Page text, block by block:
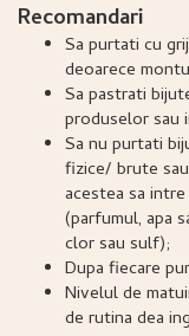
Recomandari
Sa purtati cu
deoarece
Sa pastrati
produselor sau
Sa nu purtati
fizice/ brute
acestea sa
(parfumul, apa
clor sau sulf);
Dupa fiecare
Nivelul de
de rutina dea